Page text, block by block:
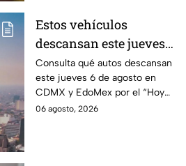
Estos vehículos
descansan este jueves 6
de agosto en CDMX y
EdoMex como parte del
Hoy No Circula
Consulta qué autos descansan
este jueves 6 de agosto en
CDMX y EdoMex por el “Hoy
No Circula"; evita multas y el
06 agosto, 2026